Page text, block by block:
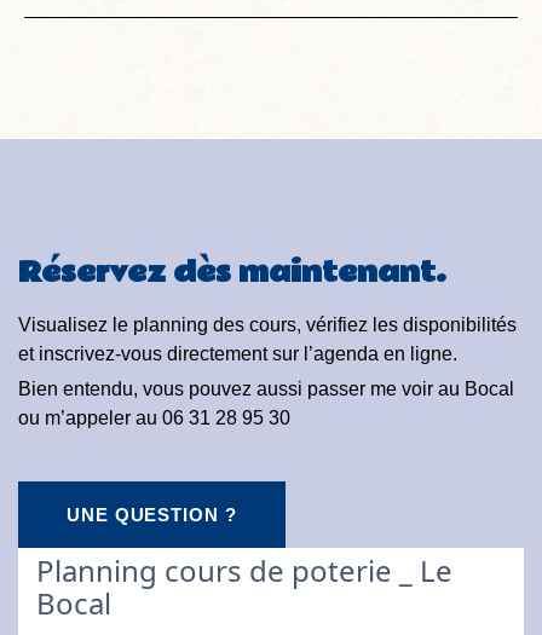
Réservez dès maintenant.
Visualisez le planning des cours, vérifiez les disponibilités
et inscrivez-vous directement sur l’agenda en ligne.
Bien entendu, vous pouvez aussi passer me voir au Bocal
ou m’appeler au 06 31 28 95 30
UNE QUESTION ?